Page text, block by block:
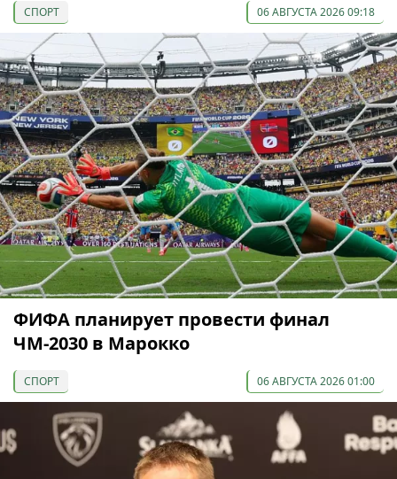
СПОРТ 06 АВГУСТА 2026 09:18
ФИФА планирует провести финал
ЧМ-2030 в Марокко
СПОРТ 06 АВГУСТА 2026 01:00